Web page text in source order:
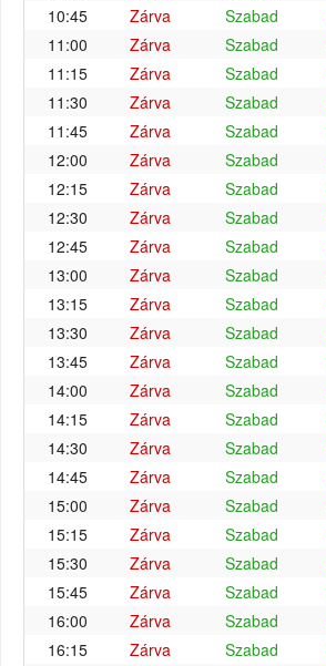
10:45
Zárva Szabad
11:00
Zárva Szabad
11:15
Zárva Szabad
11:30
Zárva Szabad
11:45
Zárva Szabad
12:00
Zárva Szabad
12:15
Zárva Szabad
12:30
Zárva Szabad
12:45
Zárva Szabad
13:00
Zárva Szabad
13:15
Zárva Szabad
13:30
Zárva Szabad
13:45
Zárva Szabad
14:00
Zárva Szabad
14:15
Zárva Szabad
14:30
Zárva Szabad
14:45
Zárva Szabad
15:00
Zárva Szabad
15:15
Zárva Szabad
15:30
Zárva Szabad
15:45
Zárva Szabad
16:00
Zárva Szabad
16:15
Zárva Szabad